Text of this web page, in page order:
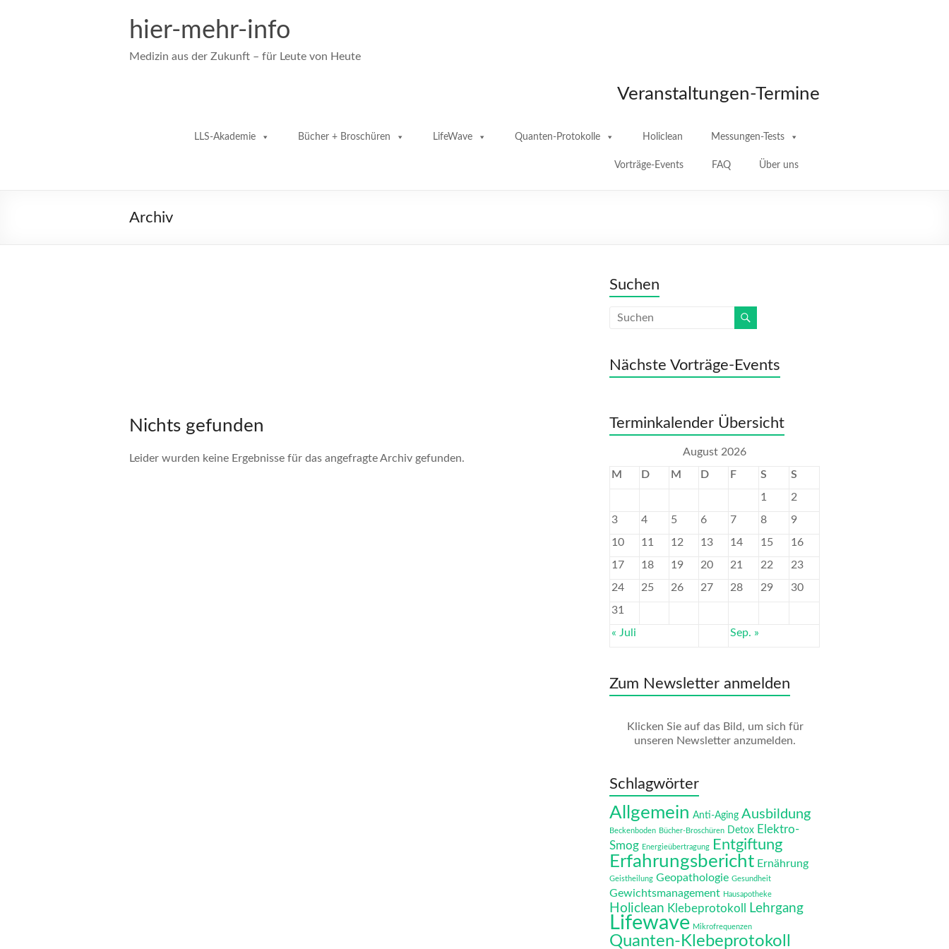
hier-mehr-info
Medizin aus der Zukunft – für Leute von Heute
Veranstaltungen-Termine
LLS-Akademie Bücher + Broschüren LifeWave Quanten-Protokolle Holiclean Messungen-Tests
Vorträge-Events FAQ Über uns
Archiv
Nichts gefunden
Leider wurden keine Ergebnisse für das angefragte Archiv gefunden.
Suchen
Nächste Vorträge-Events
Terminkalender Übersicht
August 2026
M
D M D F S
S
1
2
3
4 5 6 7 8
9
10
11 12 13 14 15
16
17
18 19 20 21 22
23
24
25 26 27 28 29
30
31
« Juli
Sep. »
Zum Newsletter anmelden
Klicken Sie auf das Bild, um sich für
unseren Newsletter anzumelden.
Schlagwörter
Allgemein Anti-Aging Ausbildung
Beckenboden Bücher-Broschüren Detox Elektro-
Smog Energieübertragung Entgiftung
Erfahrungsbericht Ernährung
Geistheilung Geopathologie Gesundheit
Gewichtsmanagement Hausapotheke
Holiclean Klebeprotokoll Lehrgang
Lifewave Mikrofrequenzen
Quanten-Klebeprotokoll